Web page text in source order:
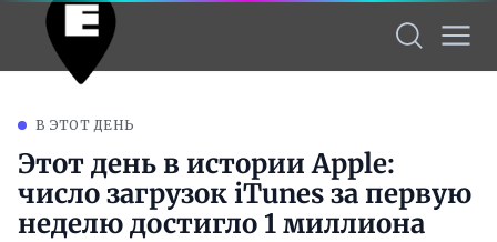
В ЭТОТ ДЕНЬ
Этот день в истории Apple:
число загрузок iTunes за первую
неделю достигло 1 миллиона